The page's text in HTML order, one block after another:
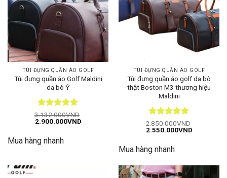
TÚI ĐỰNG QUẦN ÁO GOLF
Túi đựng quần áo Golf Maldini
da bò Ý
Được xếp
hạng55
3.132.000VND
Giá
3.132.000VND.
2.900.000VNDGiá
2.900.000VND.
Mua hàng nhanh
TÚI ĐỰNG QUẦN ÁO GOLF
Túi đựng quần áo golf da bò
thật Boston M3 thương hiệu
Maldini
Được xếp
hạng55
2.850.000VND
Giá
2.850.000VND.
2.550.000VNDGiá
Mua hàng nhanh